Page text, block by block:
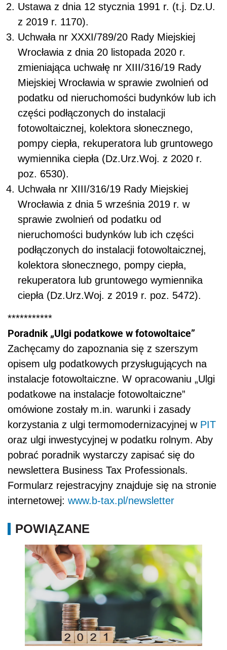
Ustawa z dnia 12 stycznia 1991 r. (t.j. Dz.U.
z 2019 r. 1170).
Uchwała nr XXXI/789/20 Rady Miejskiej
Wrocławia z dnia 20 listopada 2020 r.
zmieniająca uchwałę nr XIII/316/19 Rady
Miejskiej Wrocławia w sprawie zwolnień od
podatku od nieruchomości budynków lub ich
części podłączonych do instalacji
fotowoltaicznej, kolektora słonecznego,
pompy ciepła, rekuperatora lub gruntowego
wymiennika ciepła (Dz.Urz.Woj. z 2020 r.
poz. 6530).
Uchwała nr XIII/316/19 Rady Miejskiej
Wrocławia z dnia 5 września 2019 r. w
sprawie zwolnień od podatku od
nieruchomości budynków lub ich części
podłączonych do instalacji fotowoltaicznej,
kolektora słonecznego, pompy ciepła,
rekuperatora lub gruntowego wymiennika
ciepła (Dz.Urz.Woj. z 2019 r. poz. 5472).
***********
Poradnik „Ulgi podatkowe w fotowoltaice”
Zachęcamy do zapoznania się z szerszym
opisem ulg podatkowych przysługujących na
instalacje fotowoltaiczne. W opracowaniu „Ulgi
podatkowe na instalacje fotowoltaiczne”
omówione zostały m.in. warunki i zasady
korzystania z ulgi termomodernizacyjnej w PIT
oraz ulgi inwestycyjnej w podatku rolnym. Aby
pobrać poradnik wystarczy zapisać się do
newslettera Business Tax Professionals.
Formularz rejestracyjny znajduje się na stronie
internetowej: www.b-tax.pl/newsletter
POWIĄZANE